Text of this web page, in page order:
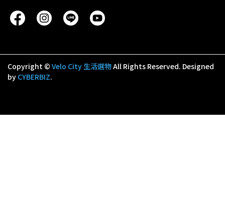
Copyright © Velo City 生活選物All Rights Reserved. Designed
by CYBERBIZ.